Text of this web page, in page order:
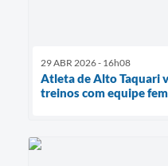
29 ABR 2026 - 16h08
Atleta de Alto Taquari
treinos com equipe